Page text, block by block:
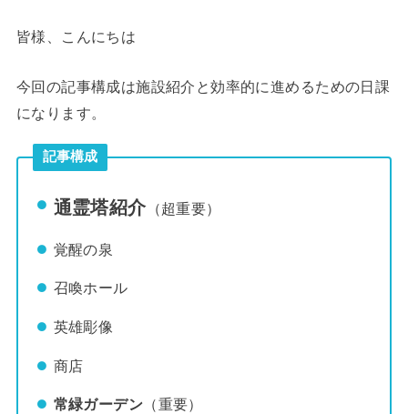
皆様、こんにちは
今回の記事構成は施設紹介と効率的に進めるための日課
になります。
記事構成
通霊塔紹介（超重要）
覚醒の泉
召喚ホール
英雄彫像
商店
常緑ガーデン （重要）